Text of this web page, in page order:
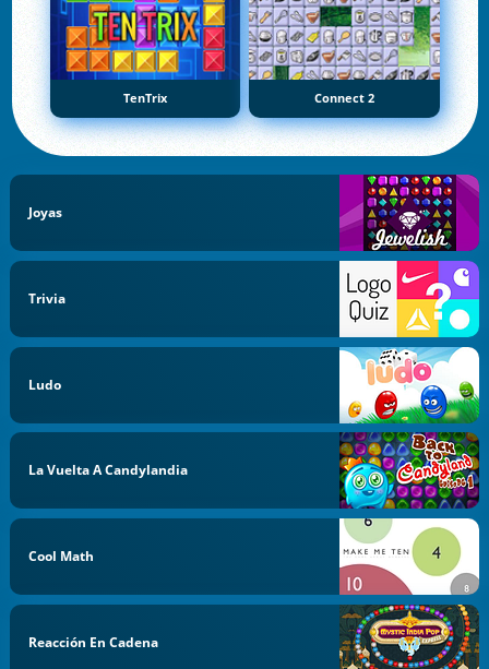
TenTrix Connect 2
Joyas
Trivia
Ludo
La Vuelta A Candylandia
Cool Math
Reacción En Cadena